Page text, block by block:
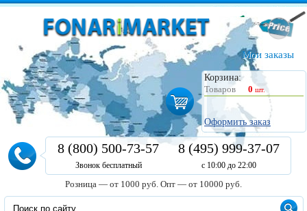
Мои заказы
Корзина:
Товаров
0 шт.
Оформить заказ
8 (800) 500-73-57
Звонок бесплатный
8 (495) 999-37-07
с 10:00 до 22:00
Розница — от 1000 руб. Опт — от 10000 руб.